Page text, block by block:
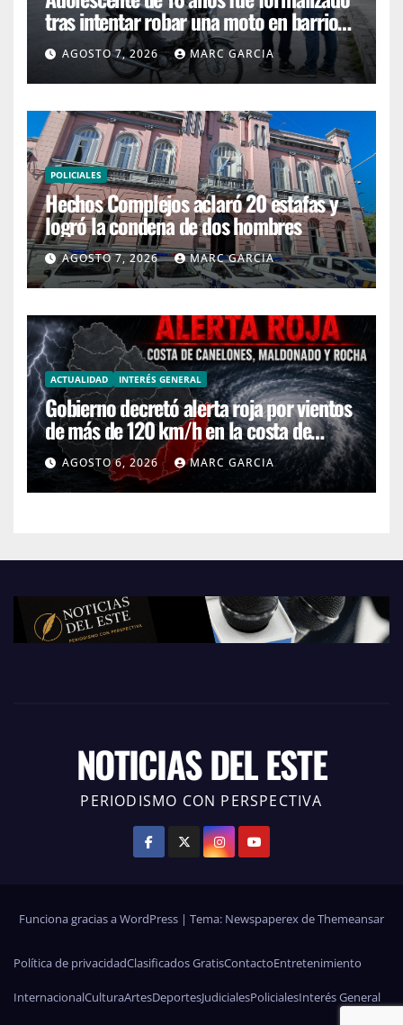
tras intentar robar una moto en barrio
4HAGOSTO 7, 2026 MARC GARCIA
POLICIALES
Hechos Complejos aclaró 20 estafas y
logró la condena de dos hombres
AGOSTO 7, 2026 MARC GARCIA
ACTUALIDAD INTERÉS GENERAL
Gobierno decretó alerta roja por vientos
de más de 120 km/h en la costa de
Canelones, Maldonado y Rocha
AGOSTO 6, 2026 MARC GARCIA
NOTICIAS DEL ESTE
PERIODISMO CON PERSPECTIVA
Funciona gracias a WordPress | Tema: Newspaperex deThemeansar
Política de privacidadClasificados GratisContactoEntretenimiento
InternacionalCulturaArtesDeportesJudicialesPolicialesInterés General